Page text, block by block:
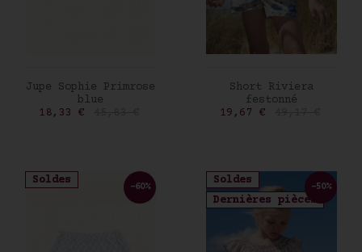
AJOUTER AU PANIER
Jupe Sophie Primrose
blue
Prix
18,33 €
AJOUTER AU PANIER
Short Riviera
festonné
Prix
19,67 €
Soldes
-60%
Soldes
Dernières pièces
-50%